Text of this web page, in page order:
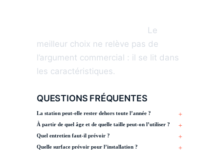
Le
meilleur choix ne relève pas de
l’argument commercial : il se lit dans
les caractéristiques.
QUESTIONS FRÉQUENTES
La station peut-elle rester dehors toute l’année ?
À partir de quel âge et de quelle taille peut-on l’utiliser ?
Quel entretien faut-il prévoir ?
Quelle surface prévoir pour l’installation ?